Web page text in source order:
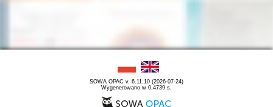
SOWA OPAC v. 6.11.10 (2026-07-24)
Wygenerowano w 0,4739 s.